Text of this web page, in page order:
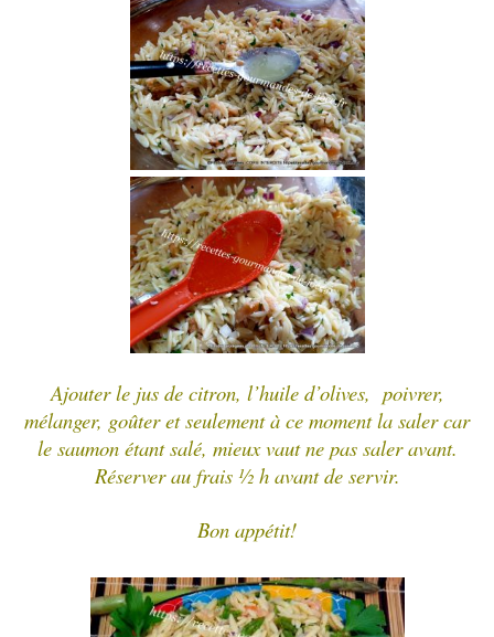
Ajouter le jus de citron, l’huile d’olives, poivrer,
mélanger, goûter et seulement à ce moment la saler car
le saumon étant salé, mieux vaut ne pas saler avant.
Réserver au frais ½ h avant de servir.
Bon appétit!